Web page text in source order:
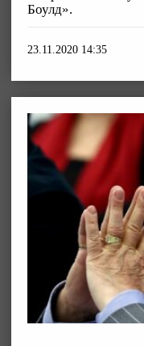
Боулд».
23.11.2020 14:35